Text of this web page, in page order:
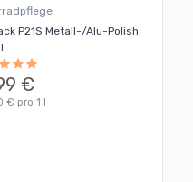
P21S Metall-/Alu-Polish
€
€ pro 1 l